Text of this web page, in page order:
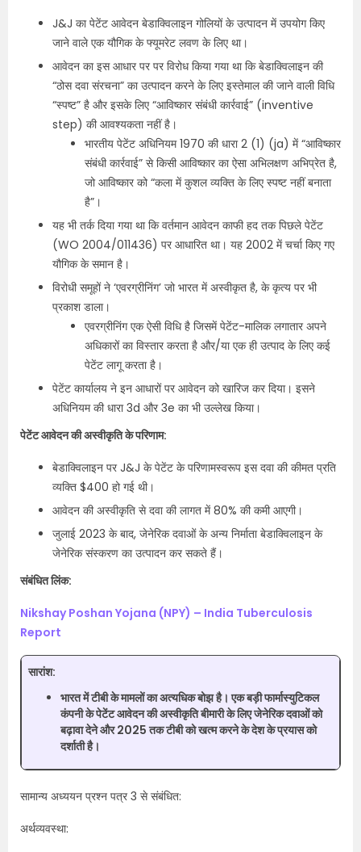
J&J का पेटेंट आवेदन बेडाक्विलाइन गोलियों के उत्पादन में उपयोग किए
जाने वाले एक यौगिक के फ्यूमरेट लवण के लिए था।
आवेदन का इस आधार पर पर विरोध किया गया था कि बेडाक्विलाइन की
“ठोस दवा संरचना” का उत्पादन करने के लिए इस्तेमाल की जाने वाली विधि
“स्पष्ट” है और इसके लिए “आविष्कार संबंधी कार्रवाई” (inventive
step) की आवश्यकता नहीं है।
भारतीय पेटेंट अधिनियम 1970 की धारा 2 (1) (ja) में “आविष्कार
संबंधी कार्रवाई” से किसी आविष्कार का ऐसा अभिलक्षण अभिप्रेत है,
जो आविष्कार को “कला में कुशल व्यक्ति के लिए स्पष्ट नहीं बनाता
है”।
यह भी तर्क दिया गया था कि वर्तमान आवेदन काफी हद तक पिछले पेटेंट
(WO 2004/011436) पर आधारित था। यह 2002 में चर्चा किए गए
यौगिक के समान है।
विरोधी समूहों ने ‘एवरग्रीनिंग’ जो भारत में अस्वीकृत है, के कृत्य पर भी
प्रकाश डाला।
एवरग्रीनिंग एक ऐसी विधि है जिसमें पेटेंट-मालिक लगातार अपने
अधिकारों का विस्तार करता है और/या एक ही उत्पाद के लिए कई
पेटेंट लागू करता है।
पेटेंट कार्यालय ने इन आधारों पर आवेदन को खारिज कर दिया। इसने
अधिनियम की धारा 3d और 3e का भी उल्लेख किया।
पेटेंट आवेदन की अस्वीकृति के परिणाम:
बेडाक्विलाइन पर J&J के पेटेंट के परिणामस्वरूप इस दवा की कीमत प्रति
व्यक्ति $400 हो गई थी।
आवेदन की अस्वीकृति से दवा की लागत में 80% की कमी आएगी।
जुलाई 2023 के बाद, जेनेरिक दवाओं के अन्य निर्माता बेडाक्विलाइन के
जेनेरिक संस्करण का उत्पादन कर सकते हैं।
संबंधित लिंक:
Nikshay Poshan Yojana (NPY) – India Tuberculosis
Report
सारांश:
भारत में टीबी के मामलों का अत्यधिक बोझ है। एक बड़ी फार्मास्युटिकल
कंपनी के पेटेंट आवेदन की अस्वीकृति बीमारी के लिए जेनेरिक दवाओं को
बढ़ावा देने और 2025 तक टीबी को खत्म करने के देश के प्रयास को
दर्शाती है।
सामान्य अध्ययन प्रश्न पत्र 3 से संबंधित:
अर्थव्यवस्था: